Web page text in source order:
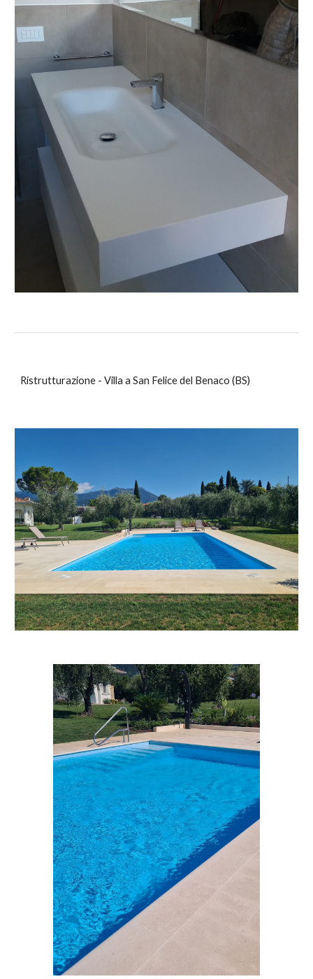
Ristrutturazione - Villa a San Felice del Benaco (BS)